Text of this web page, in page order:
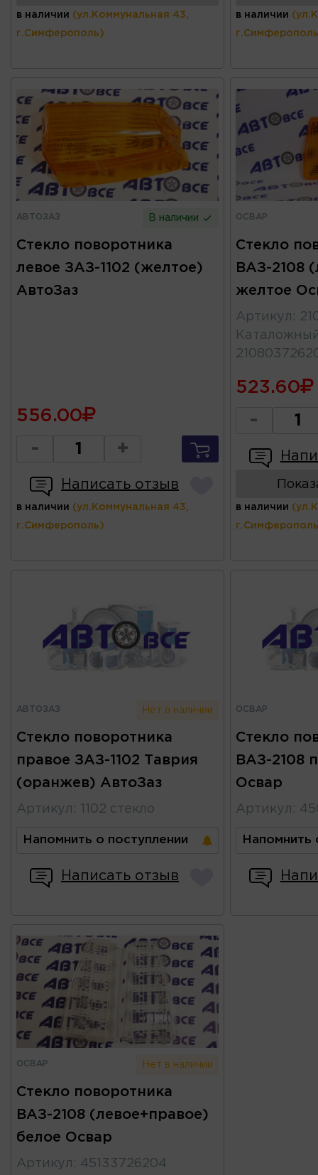
в наличии (ул.Коммунальная 43,
г.Симферополь)
в наличии
АВТОЗАЗ В наличии
Стекло поворотника
левое ЗАЗ-1102 (желтое)
АвтоЗаз
556.00
- +
Написать отзыв
в наличии (ул.Коммунальная 43,
г.Симферополь)
ОСВАР
Стекло
ВАЗ-2108
желтое
Артикул :
523.60
-
в наличии
АВТОЗАЗ Нет в наличии
Стекло поворотника
правое ЗАЗ-1102 Таврия
(оранжев) АвтоЗаз
Артикул : 1102 стекло
Напомнить о поступлении
Написать отзыв
ОСВАР
Стекло
ВАЗ-2108
Освар
Артикул :
Напомнить
ОСВАР Нет в наличии
Стекло поворотника
ВАЗ-2108 (левое+правое)
белое Освар
Артикул : 45133726204